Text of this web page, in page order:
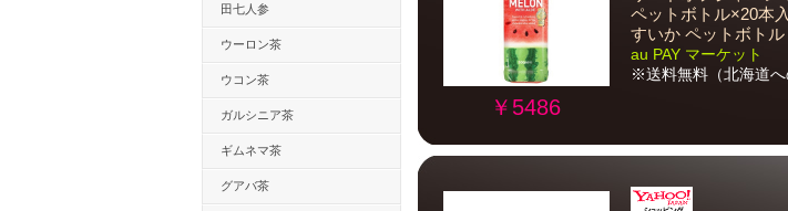
田七人参
ウーロン茶
ウコン茶
ガルシニア茶
ギムネマ茶
グアバ茶
￥5486
ペットボトル×20本
すいか ペットボトル
au PAY マーケット
※送料無料（北海道へ